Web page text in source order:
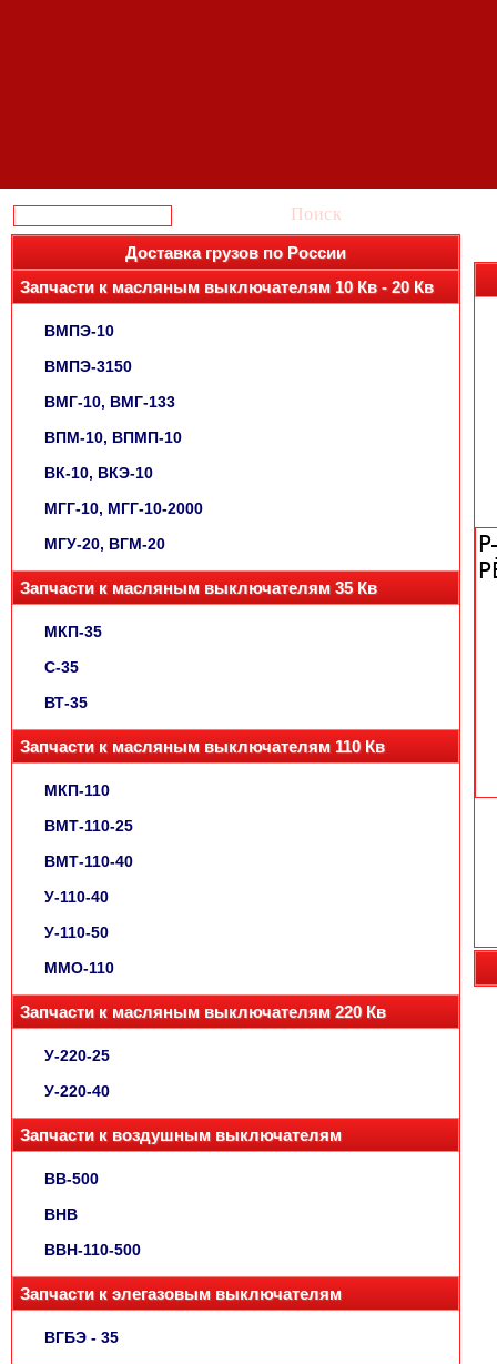
Поиск
Доставка грузов по России
Запчасти к масляным выключателям 10 Кв - 20 Кв
ВМПЭ-10
ВМПЭ-3150
ВМГ-10, ВМГ-133
ВПМ-10, ВПМП-10
ВК-10, ВКЭ-10
МГГ-10, МГГ-10-2000
МГУ-20, ВГМ-20
Запчасти к масляным выключателям 35 Кв
МКП-35
С-35
ВТ-35
Запчасти к масляным выключателям 110 Кв
МКП-110
ВМТ-110-25
ВМТ-110-40
У-110-40
У-110-50
ММО-110
Запчасти к масляным выключателям 220 Кв
У-220-25
У-220-40
Запчасти к воздушным выключателям
ВВ-500
ВНВ
ВВН-110-500
Запчасти к элегазовым выключателям
ВГБЭ - 35